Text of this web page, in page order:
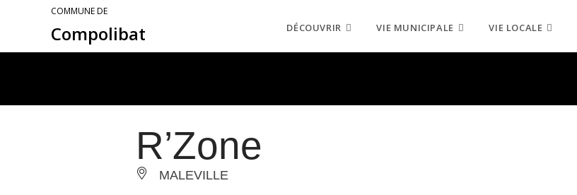
COMMUNE DE
Compolibat DÉCOUVRIR VIE MUNICIPALE VIE LOCALE
R’Zone
MALEVILLE